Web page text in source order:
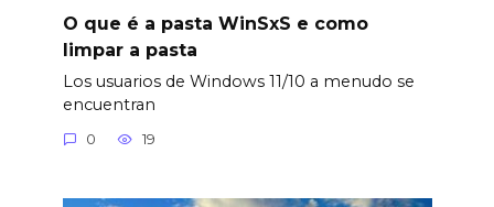
O que é a pasta WinSxS e como
limpar a pasta
Los usuarios de Windows 11/10 a menudo se
encuentran
0 19